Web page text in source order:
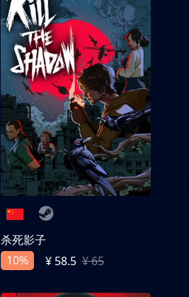
杀死影子
10%
¥ 58.5 ¥ 65